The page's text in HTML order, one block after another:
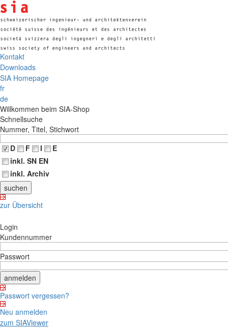
Kontakt
Downloads
SIA Homepage
fr
de
Willkommen beim SIA-Shop
Schnellsuche
Nummer, Titel, Stichwort
D
F I
E
inkl. SN EN
inkl. Archiv
zur Übersicht
Login
Kundennummer
Passwort
Passwort vergessen?
Neu anmelden
zum SIAViewer